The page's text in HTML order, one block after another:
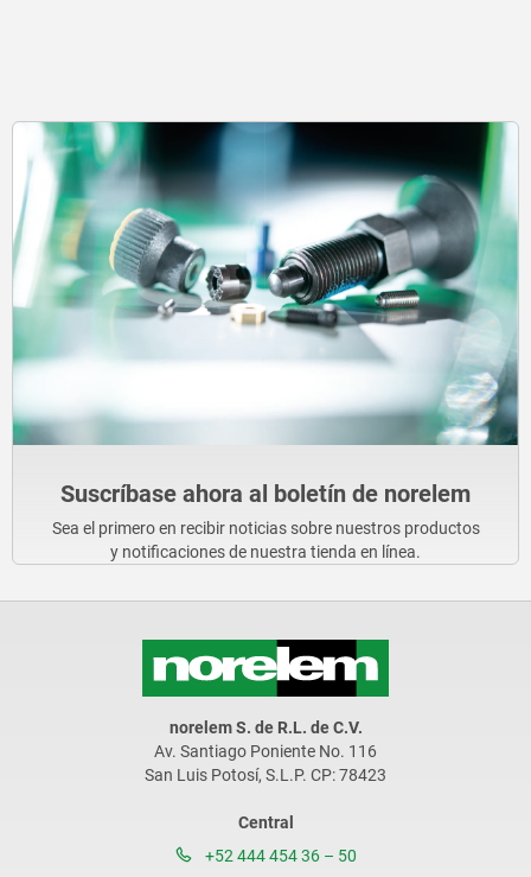
Suscríbase ahora al boletín de norelem
Sea el primero en recibir noticias sobre nuestros productos
y notificaciones de nuestra tienda en línea.
norelem S. de R.L. de C.V.
Av. Santiago Poniente No. 116
San Luis Potosí, S.L.P. CP: 78423
Central
+52 444 454 36 – 50